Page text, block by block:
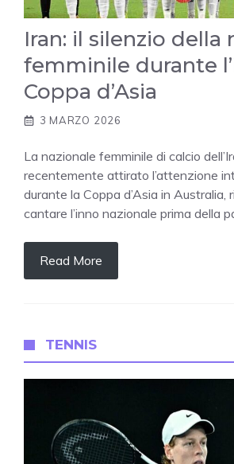
Iran: il silenzio della
femminile durante
Coppa d’Asia
3 MARZO 2026
La nazionale femminile di calcio
recentemente attirato l’attenzione
durante la Coppa d’Asia in Australia,
cantare l’inno nazionale prima della
Read More
TENNIS